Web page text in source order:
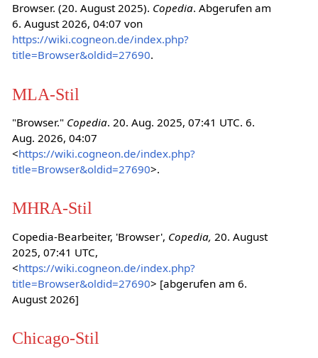
Browser. (20. August 2025). Copedia. Abgerufen am
6. August 2026, 04:07 von
https://wiki.cogneon.de/index.php?
title=Browser&oldid=27690.
MLA-Stil
"Browser." Copedia. 20. Aug. 2025, 07:41 UTC. 6.
Aug. 2026, 04:07
<https://wiki.cogneon.de/index.php?
title=Browser&oldid=27690>.
MHRA-Stil
Copedia-Bearbeiter, 'Browser', Copedia, 20. August
2025, 07:41 UTC,
<https://wiki.cogneon.de/index.php?
title=Browser&oldid=27690> [abgerufen am 6.
August 2026]
Chicago-Stil